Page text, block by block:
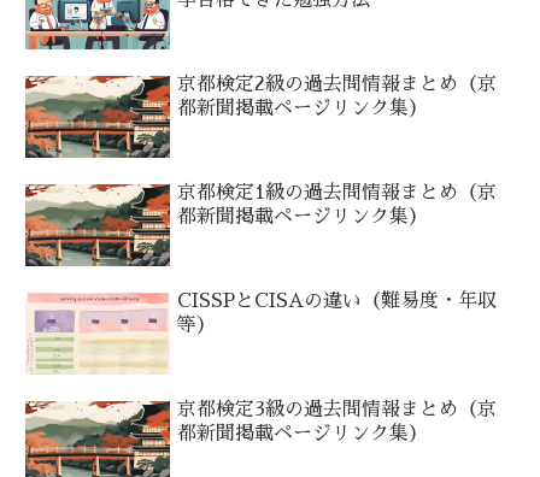
京都検定2級の過去問情報まとめ（京
都新聞掲載ページリンク集）
京都検定1級の過去問情報まとめ（京
都新聞掲載ページリンク集）
CISSPとCISAの違い（難易度・年収
等）
京都検定3級の過去問情報まとめ（京
都新聞掲載ページリンク集）